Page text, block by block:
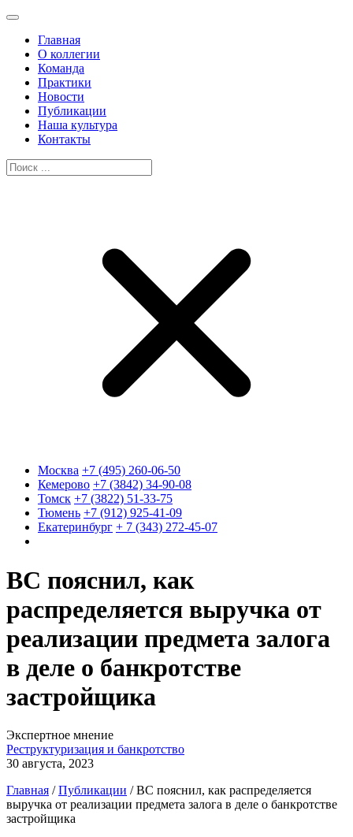
Главная
О коллегии
Команда
Практики
Новости
Публикации
Наша культура
Контакты
Москва +7 (495) 260-06-50
Кемерово +7 (3842) 34-90-08
Томск +7 (3822) 51-33-75
Тюмень +7 (912) 925-41-09
Екатеринбург + 7 (343) 272-45-07
ВС пояснил, как
распределяется выручка от
реализации предмета залога
в деле о банкротстве
застройщика
Экспертное мнение
Реструктуризация и банкротство
30 августа, 2023
Главная /Публикации /ВС пояснил, как распределяется
выручка от реализации предмета залога в деле о банкротстве
застройщика